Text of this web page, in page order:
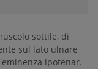
sottile, di
sul lato ulnare
ipotenar.